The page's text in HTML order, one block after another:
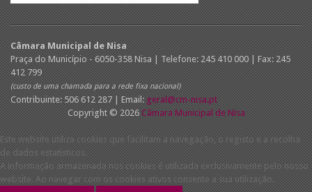
Câmara Municipal de Nisa
Praça do Município - 6050-358 Nisa | Telefone: 245 410 000 | Fax: 245
412 799
(custo de uma chamada para a rede fixa nacional)
Contribuinte: 506 612 287 | Email: geral@cm-nisa.pt
Copyright © 2026 Câmara Municipal de Nisa
Este website utiliza cookies que facilitam a navegação, o registo e a recolha
de dados estatísticos.
A informação armazenada nos cookies é utilizada exclusivamente pelo nosso
website. Ao navegar com os cookies ativos consente a sua utilização.